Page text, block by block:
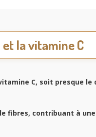
la vitamine C
C, soit presque le
fibres, contribuant à